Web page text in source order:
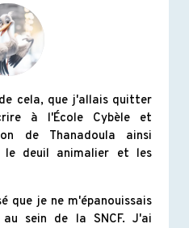
cela, que j'allais quitter
à l'École Cybèle et
de Thanadoula ainsi
le deuil animalier et les
que je ne m'épanouissais
sein de la SNCF. J'ai